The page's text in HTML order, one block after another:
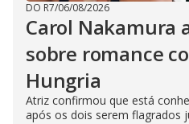
DO R7/06/08/2026
Carol Nakamura
sobre romance
Hungria
Atriz confirmou que está
após os dois serem flagrados